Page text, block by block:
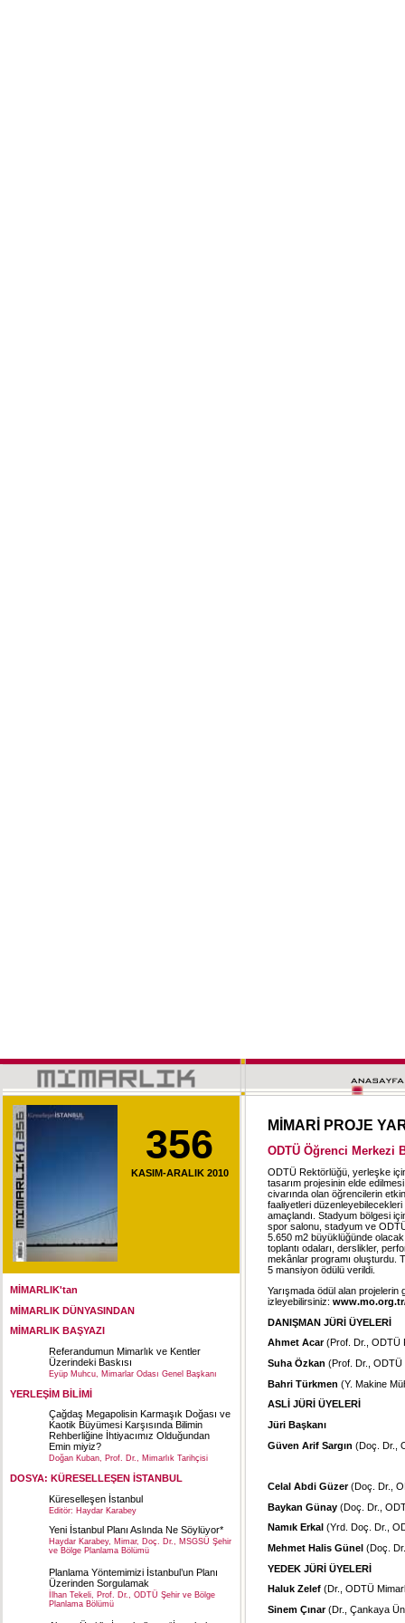
356
KASIM-ARALIK 2010
MİMARLIK'tan
MİMARLIK DÜNYASINDAN
MİMARLIK BAŞYAZI
Referandumun Mimarlık ve Kentler
Üzerindeki Baskısı
Eyüp Muhcu, Mimarlar Odası Genel Başkanı
YERLEŞİM BİLİMİ
Çağdaş Megapolisin Karmaşık Doğası ve
Kaotik Büyümesi Karşısında Bilimin
Rehberliğine İhtiyacımız Olduğundan
Emin miyiz?
Doğan Kuban, Prof. Dr., Mimarlık Tarihçisi
DOSYA: KÜRESELLEŞEN İSTANBUL
Küreselleşen İstanbul
Editör: Haydar Karabey
Yeni İstanbul Planı Aslında Ne Söylüyor*
Haydar Karabey, Mimar, Doç. Dr., MSGSÜ Şehir
ve Bölge Planlama Bölümü
Planlama Yöntemimizi İstanbul’un Planı
Üzerinden Sorgulamak
İlhan Tekeli, Prof. Dr., ODTÜ Şehir ve Bölge
Planlama Bölümü
MİMARİ PROJE
ODTÜ Öğrenci Merkezi
ODTÜ Rektörlüğü, yerleşke
tasarım projesinin elde
civarında olan öğrencilerin
faaliyetleri düzenleyebilecekleri
amaçlandı. Stadyum bölgesi
spor salonu, stadyum ve
5.650 m2 büyüklüğünde
toplantı odaları, derslikler,
mekânlar programı oluşturdu.
5 mansiyon ödülü verildi.
Yarışmada ödül alan
izleyebilirsiniz:
DANIŞMAN JÜRİ ÜYELERİ
Ahmet Acar (Prof. Dr., ODTÜ
Suha Özkan (Prof. Dr., ODTÜ
Bahri Türkmen (Y. Makine
ASLİ JÜRİ ÜYELERİ
Jüri Başkanı
Güven Arif Sargın (Doç. Dr.,
Celal Abdi Güzer(Doç. Dr.,
Baykan Günay (Doç. Dr.,
Namık Erkal (Yrd. Doç. Dr.,
Mehmet Halis Günel (Doç.
YEDEK JÜRİ ÜYELERİ
Haluk Zelef (Dr., ODTÜ
Sinem Çınar(Dr., Çankaya